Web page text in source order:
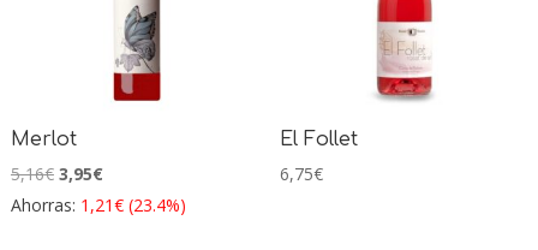
Merlot
5,16€ El
precio
3,95€El
precio
Ahorras: 1,21€ (23.4%)
El Follet
6,75€